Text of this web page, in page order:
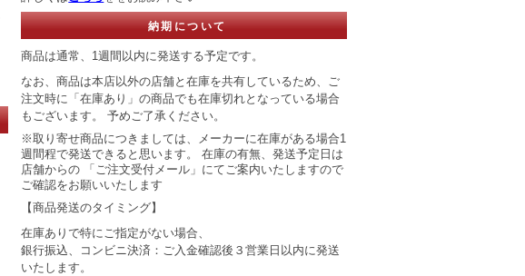
納期について
商品は通常、1週間以内に発送する予定です。
なお、商品は本店以外の店舗と在庫を共有しているため、ご
注文時に「在庫あり」の商品でも在庫切れとなっている場合
もございます。 予めご了承ください。
※取り寄せ商品につきましては、メーカーに在庫がある場合1
週間程で発送できると思います。 在庫の有無、発送予定日は
店舗からの 「ご注文受付メール」にてご案内いたしますので
ご確認をお願いいたします
【商品発送のタイミング】
在庫ありで特にご指定がない場合、
銀行振込、コンビニ決済：ご入金確認後３営業日以内に発送
いたします。